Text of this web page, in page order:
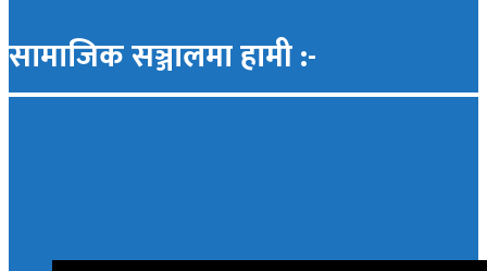
सामाजिक सञ्जालमा हामी :-